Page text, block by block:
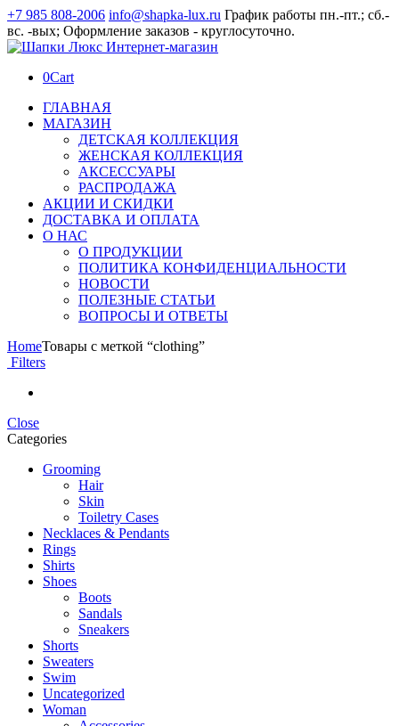
+7 985 808-2006 info@shapka-lux.ru График работы пн.-пт.; сб.-
вс. -вых; Оформление заказов - круглосуточно.
0Cart
ГЛАВНАЯ
МАГАЗИН
ДЕТСКАЯ КОЛЛЕКЦИЯ
ЖЕНСКАЯ КОЛЛЕКЦИЯ
АКСЕССУАРЫ
РАСПРОДАЖА
АКЦИИ И СКИДКИ
ДОСТАВКА И ОПЛАТА
О НАС
О ПРОДУКЦИИ
ПОЛИТИКА КОНФИДЕНЦИАЛЬНОСТИ
НОВОСТИ
ПОЛЕЗНЫЕ СТАТЬИ
ВОПРОСЫ И ОТВЕТЫ
HomeТовары с меткой “clothing”
Filters
Close
Categories
Grooming
Hair
Skin
Toiletry Cases
Necklaces & Pendants
Rings
Shirts
Shoes
Boots
Sandals
Sneakers
Shorts
Sweaters
Swim
Uncategorized
Woman